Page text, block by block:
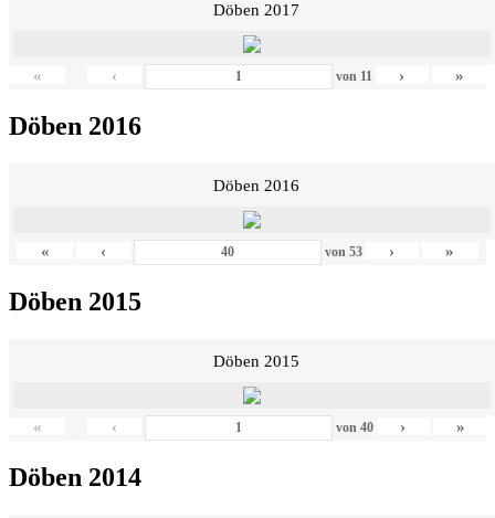
Döben 2017
« ‹ von 11 › »
Döben 2016
Döben 2016
« ‹ von 53 › »
Döben 2015
Döben 2015
« ‹ von 40 › »
Döben 2014